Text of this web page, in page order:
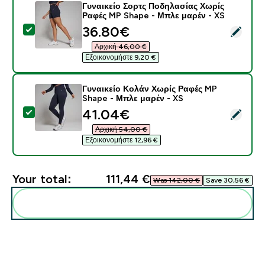
Select this product - Γυναικείο Σορτς Ποδηλασίας
Γυναικείο Σορτς Ποδηλασίας Χωρίς
Ραφές MP Shape - Μπλε μαρέν - XS
discounted price
36.80€‎
Αρχική 46,00 €‎
Εξοικονομήστε 9,20 €‎
Select this product - Γυναικείο Κολάν Χωρίς Ραφές
Γυναικείο Κολάν Χωρίς Ραφές MP
Shape - Μπλε μαρέν - XS
discounted price
41.04€‎
Αρχική 54,00 €‎
Εξοικονομήστε 12,96 €‎
Your total: 111,44 €‎ Was 142,00 €‎ Save 30,56 €‎